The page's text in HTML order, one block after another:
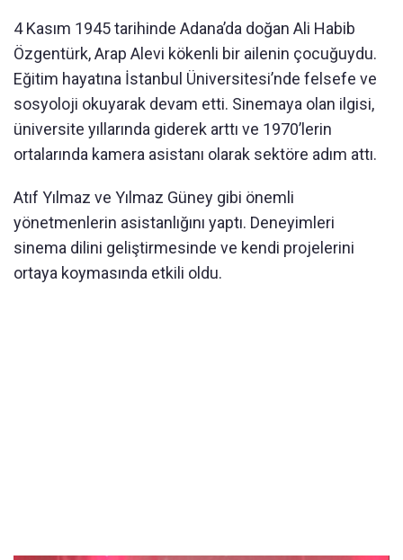
4 Kasım 1945 tarihinde Adana’da doğan Ali Habib
Özgentürk, Arap Alevi kökenli bir ailenin çocuğuydu.
Eğitim hayatına İstanbul Üniversitesi’nde felsefe ve
sosyoloji okuyarak devam etti. Sinemaya olan ilgisi,
üniversite yıllarında giderek arttı ve 1970’lerin
ortalarında kamera asistanı olarak sektöre adım attı.
Atıf Yılmaz ve Yılmaz Güney gibi önemli
yönetmenlerin asistanlığını yaptı. Deneyimleri
sinema dilini geliştirmesinde ve kendi projelerini
ortaya koymasında etkili oldu.